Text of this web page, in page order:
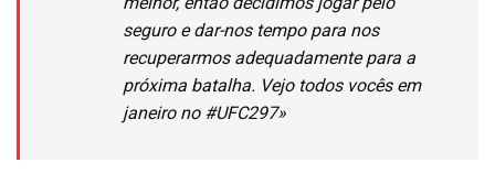
seguro e dar-nos tempo para nos
recuperarmos adequadamente para a
próxima batalha. Vejo todos vocês em
janeiro no #UFC297»